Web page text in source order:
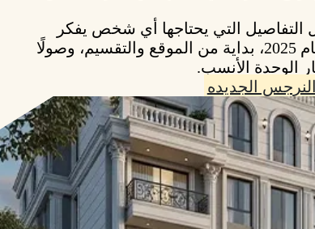
التي يحتاجها أي شخص يفكر
عام 2025، بداية من الموقع والتقسيم، وصولًا
الوحدة الأنسب.
الجديده